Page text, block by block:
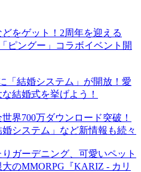
をゲット！2周年を迎える
ピングー」コラボイベント開
「結婚システム」が開放！愛
結婚式を挙げよう！
界700万ダウンロード突破！
システム」など新情報も続々
ガーデニング、可愛いペット
のMMORPG『KARIZ - カリ